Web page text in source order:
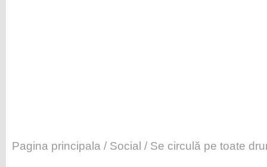
Pagina principala / Social / Se circulă pe toate